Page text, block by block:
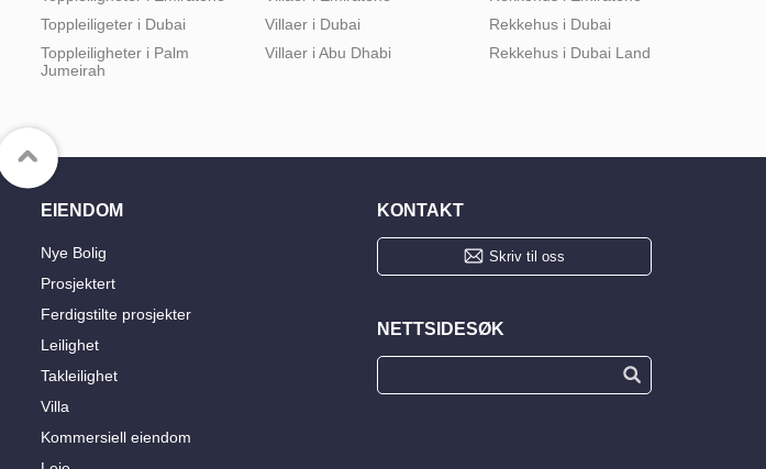
Toppleiligeter i Dubai
Toppleiligheter i Palm
Jumeirah
Villaer i Dubai
Villaer i Abu Dhabi
Rekkehus i Dubai
Rekkehus i Dubai Land
EIENDOM
Nye Bolig
Prosjektert
Ferdigstilte prosjekter
Leilighet
Takleilighet
Villa
Kommersiell eiendom
KONTAKT
Skriv til oss
NETTSIDESØK